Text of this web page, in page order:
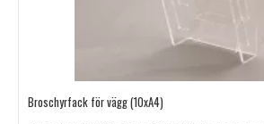
Broschyrfack för vägg (10xA4)